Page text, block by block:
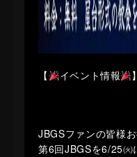
【 イベント情報 】
JBGSファンの皆様
第6回JBGSを6/25㈫